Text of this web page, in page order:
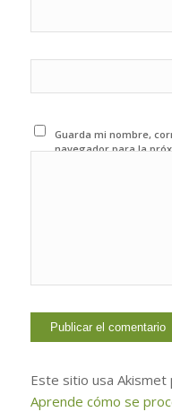
Guarda mi nombre,
navegador para la
Este sitio usa Akismet
Aprende cómo se